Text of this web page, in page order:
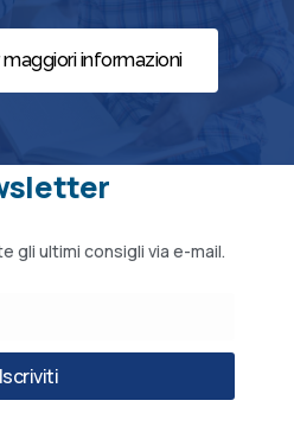
informazioni
gli ultimi consigli via e-mail.
Iscriviti